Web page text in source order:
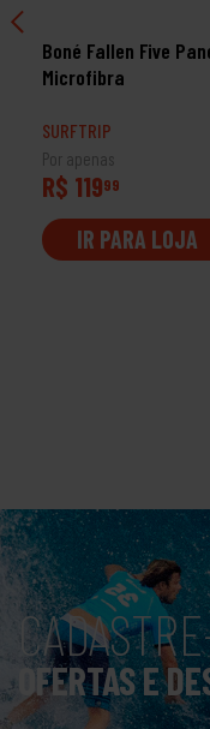
Boné Fallen Five
Microfibra
SURFTRIP
Por apenas
R$ 11999
IR PARA LOJA
OFERTAS E